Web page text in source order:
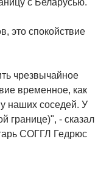
это спокойствие
чрезвычайное
временное, как
наших соседей. У
границе)", - сказал
СОГГЛ Гедрюс